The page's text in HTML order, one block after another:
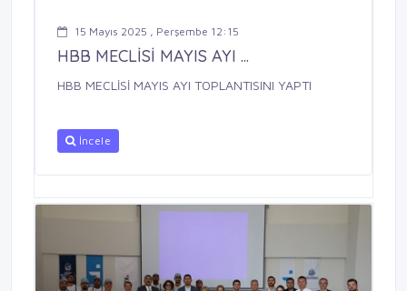
15 Mayıs 2025 , Perşembe 12:15
HBB MECLİSİ MAYIS AYI ...
HBB MECLİSİ MAYIS AYI TOPLANTISINI YAPTI
İncele